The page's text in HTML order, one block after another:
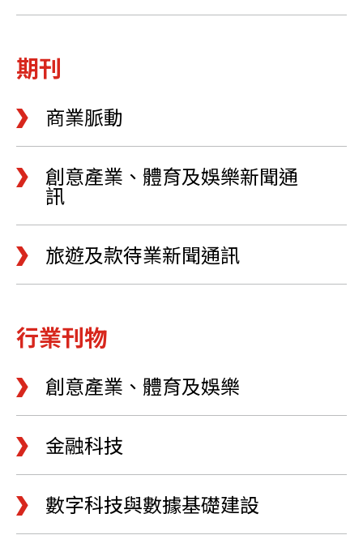
期刊
商業脈動
創意產業、體育及娛樂新聞通
訊
旅遊及款待業新聞通訊
行業刊物
創意產業、體育及娛樂
金融科技
數字科技與數據基礎建設